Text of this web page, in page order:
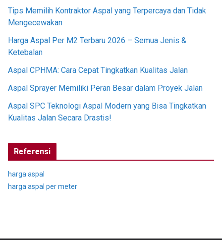
Tips Memilih Kontraktor Aspal yang Terpercaya dan Tidak
Mengecewakan
Harga Aspal Per M2 Terbaru 2026 – Semua Jenis &
Ketebalan
Aspal CPHMA: Cara Cepat Tingkatkan Kualitas Jalan
Aspal Sprayer Memiliki Peran Besar dalam Proyek Jalan
Aspal SPC Teknologi Aspal Modern yang Bisa Tingkatkan
Kualitas Jalan Secara Drastis!
Referensi
harga aspal
harga aspal per meter